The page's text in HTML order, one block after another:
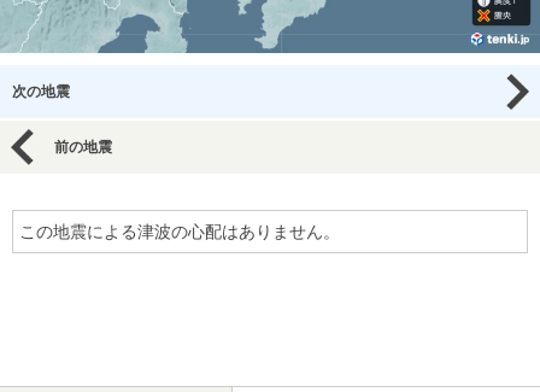
次の地震
前の地震
この地震による津波の心配はありません。